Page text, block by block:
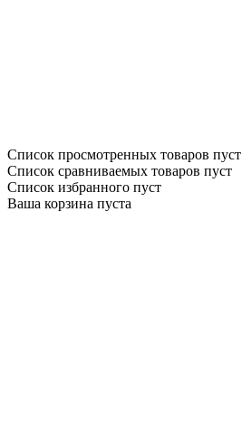
Список просмотренных товаров пуст
Список сравниваемых товаров пуст
Список избранного пуст
Ваша корзина пуста